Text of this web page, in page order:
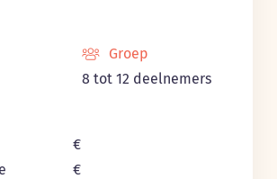
Groep
8 tot 12 deelnemers
€
€